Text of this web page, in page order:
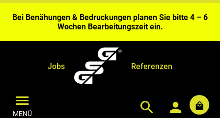
Bei Benähungen & Bedruckungen planen Sie bitte 4 – 6
Wochen Bearbeitungszeit ein.
Gerolstein.
Jobs Referenzen
MENÜ